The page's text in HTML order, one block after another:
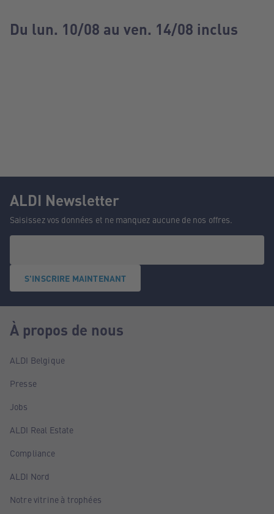
Du lun. 10/08 au ven. 14/08 inclus
ALDI Newsletter
Saisissez vos données et ne manquez aucune de nos offres.
S'INSCRIRE MAINTENANT
À propos de nous
ALDI Belgique
Presse
Jobs
ALDI Real Estate
Compliance
ALDI Nord
Notre vitrine à trophées